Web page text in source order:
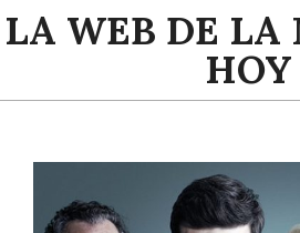
Saltar
alLA WEB DE LA
HOY
principal